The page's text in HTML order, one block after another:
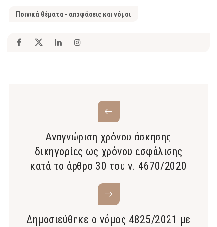
Ποινικά θέματα - αποφάσεις και νόμοι
Αναγνώριση χρόνου άσκησης
δικηγορίας ως χρόνου ασφάλισης
κατά το άρθρο 30 του ν. 4670/2020
Δημοσιεύθηκε ο νόμος 4825/2021 με